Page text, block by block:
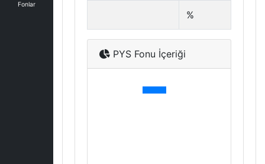
Fonlar
%
PYS Fonu İçeriği